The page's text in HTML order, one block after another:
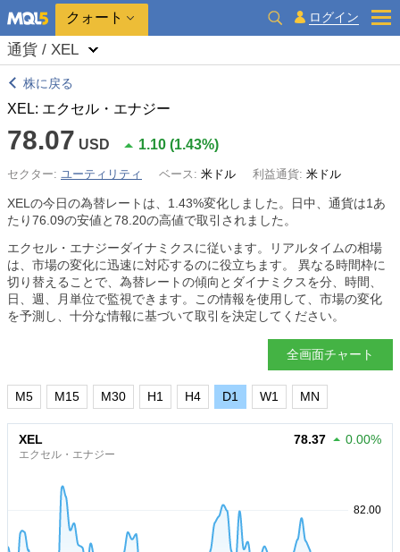
クォート ログイン
通貨 / XEL
株に戻る
XEL: エクセル・エナジー
78.07 USD 1.10 (1.43%)
セクター: ユーティリティ ベース: 米ドル 利益通貨: 米ドル
XELの今日の為替レートは、 1.43%変化しました。日中、通貨は1あ
たり76.09の安値と78.20の高値で取引されました。
エクセル・エナジーダイナミクスに従います。リアルタイムの相場
は、市場の変化に迅速に対応するのに役立ちます。 異なる時間枠に
切り替えることで、為替レートの傾向とダイナミクスを分、時間、
日、週、月単位で監視できます。この情報を使用して、市場の変化
を予測し、十分な情報に基づいて取引を決定してください。
全画面チャート
M5 M15 M30 H1 H4 D1 W1 MN
XEL
エクセル・エナジー
78.37 0.00%